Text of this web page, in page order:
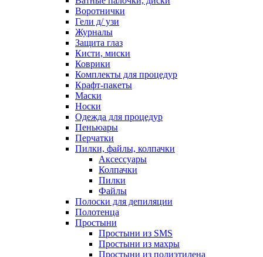
Воротнички
Гели д/ узи
Журналы
Защита глаз
Кисти, миски
Коврики
Комплекты для процедур
Крафт-пакеты
Маски
Носки
Одежда для процедур
Пеньюары
Перчатки
Пилки, файлы, колпачки
Аксессуары
Колпачки
Пилки
Файлы
Полоски для депиляции
Полотенца
Простыни
Простыни из SMS
Простыни из махры
Простыни из полиэтилена